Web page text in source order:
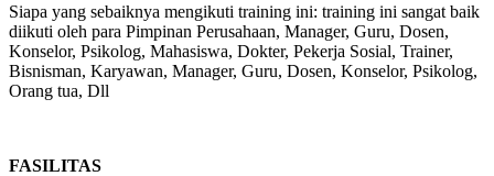
Siapa yang sebaiknya mengikuti training ini: training ini sangat baik
diikuti oleh para Pimpinan Perusahaan, Manager, Guru, Dosen,
Konselor, Psikolog, Mahasiswa, Dokter, Pekerja Sosial, Trainer,
Bisnisman, Karyawan, Manager, Guru, Dosen, Konselor, Psikolog,
Orang tua, Dll
FASILITAS